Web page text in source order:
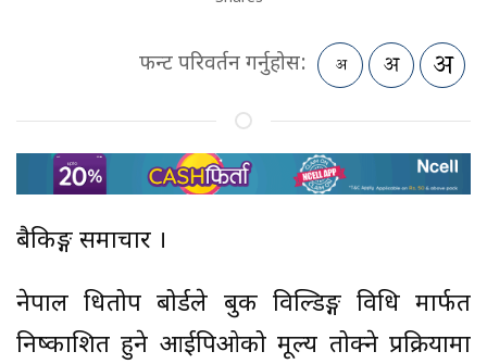
फन्ट परिवर्तन गर्नुहोस:
बैकिङ्ग समाचार ।
नेपाल धितोपत्र बोर्डले बुक विल्डिङ्ग विधि मार्फत
निष्काशित हुने आईपिओको मूल्य तोक्ने प्रक्रियामा